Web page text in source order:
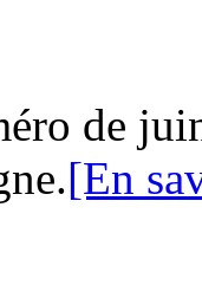
de
[En